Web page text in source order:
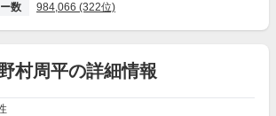
数 984,066 (322位)
村周平の詳細情報